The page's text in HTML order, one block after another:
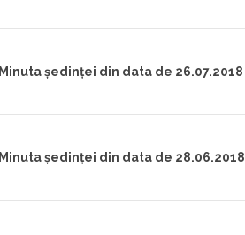
Minuta ședinței din data de 26.07.2018
Minuta ședinței din data de 28.06.2018